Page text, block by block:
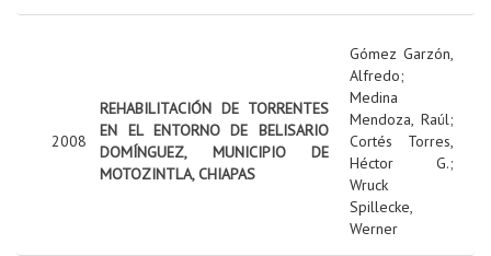
2008
REHABILITACIÓN DE TORRENTES
EN EL ENTORNO DE BELISARIO
DOMÍNGUEZ, MUNICIPIO DE
MOTOZINTLA, CHIAPAS
Gómez Garzón,
Alfredo;
Medina
Mendoza, Raúl;
Cortés Torres,
Héctor G.;
Wruck
Spillecke,
Werner